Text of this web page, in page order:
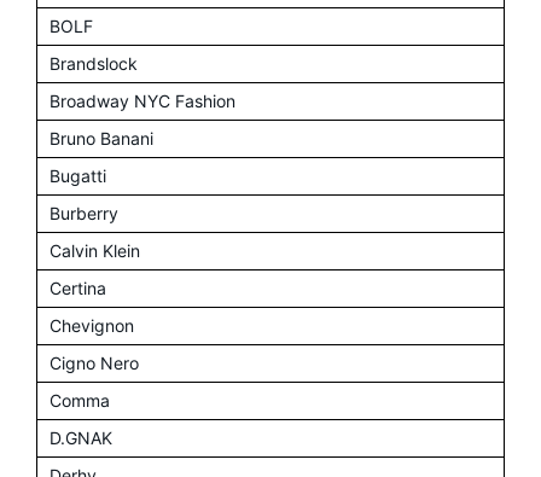
BOLF
Brandslock
Broadway NYC Fashion
Bruno Banani
Bugatti
Burberry
Calvin Klein
Certina
Chevignon
Cigno Nero
Comma
D.GNAK